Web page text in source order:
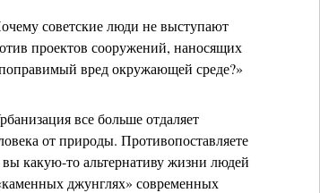
советские люди не выступают
проектов сооружений, наносящих
вред окружающей среде?»
все больше отдаляет
от природы. Противопоставляете
какую-то альтернативу жизни людей
джунглях» современных